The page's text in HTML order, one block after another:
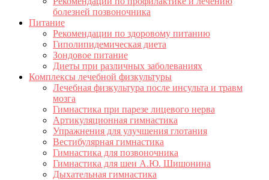
болезней позвоночника
Питание
Рекомендации по здоровому питанию
Гиполипидемическая диета
Зондовое питание
Диеты при различных заболеваниях
Комплексы лечебной физкультуры
Лечебная физкультура после инсульта и травм
мозга
Гимнастика при парезе лицевого нерва
Артикуляционная гимнастика
Упражнения для улучшения глотания
Вестибулярная гимнастика
Гимнастика для позвоночника
Гимнастика для шеи А.Ю. Шишонина
Дыхательная гимнастика